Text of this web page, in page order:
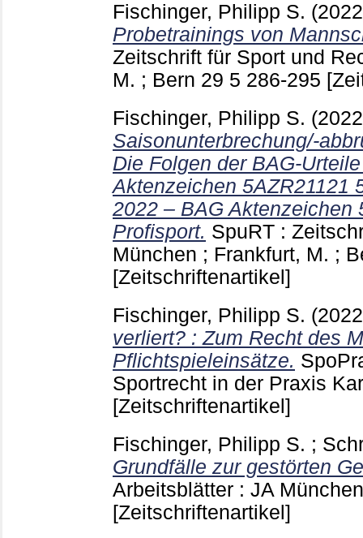
Fischinger, Philipp S.
Probetrainings von
Zeitschrift für Sport und
M. ; Bern 29 5 286-295
Fischinger, Philipp S.
Saisonunterbrechung/-
Die Folgen der BAG-
Aktenzeichen 5AZR21121
2022 – BAG Aktenzeichen
Profisport. SpuRT :
München ; Frankfurt, M. ;
[Zeitschriftenartikel]
Fischinger, Philipp S.
verliert? : Zum Recht des
Pflichtspieleinsätze.
Sportrecht in der Praxis
[Zeitschriftenartikel]
Fischinger, Philipp S. ;
Grundfälle zur gestörten
Arbeitsblätter : JA
[Zeitschriftenartikel]